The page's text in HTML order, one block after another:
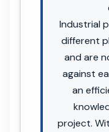
Industrial
different
and are
against
an
project.